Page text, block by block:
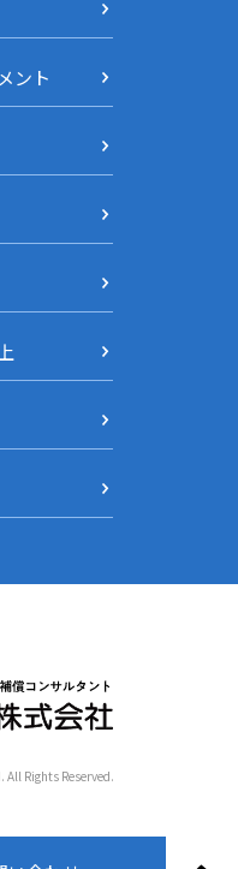
ント
Rights Reserved.